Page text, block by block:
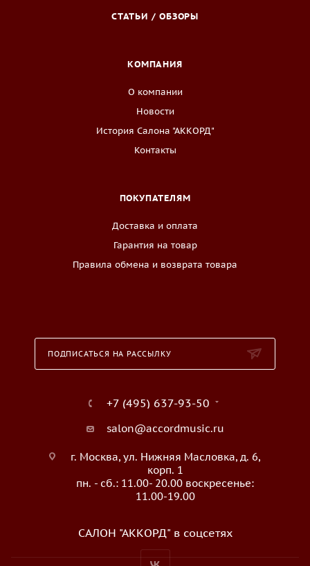
СТАТЬИ / ОБЗОРЫ
КОМПАНИЯ
О компании
Новости
История Салона "АККОРД"
Контакты
ПОКУПАТЕЛЯМ
Доставка и оплата
Гарантия на товар
Правила обмена и возврата товара
ПОДПИСАТЬСЯ НА РАССЫЛКУ
+7 (495) 637-93-50
salon@accordmusic.ru
г. Москва, ул. Нижняя Масловка, д. 6,
корп. 1
пн. - сб.: 11.00- 20.00 воскресенье:
11.00-19.00
САЛОН "АККОРД" в соцсетях